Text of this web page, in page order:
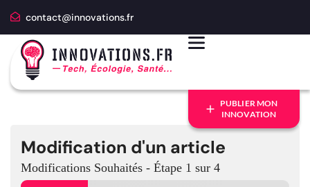
contact@innovations.fr
PUBLIER MON
INNOVATION
Modification d'un article
Modifications Souhaités - Étape 1 sur 4